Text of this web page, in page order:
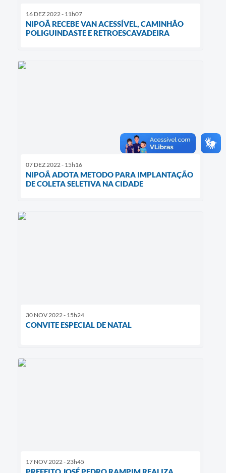
16 DEZ 2022 - 11h07
NIPOÃ RECEBE VAN ACESSÍVEL, CAMINHÃO
POLIGUINDASTE E RETROESCAVADEIRA
07 DEZ 2022 - 15h16
NIPOÃ ADOTA METODO PARA IMPLANTAÇÃO
DE COLETA SELETIVA NA CIDADE
30 NOV 2022 - 15h24
CONVITE ESPECIAL DE NATAL
17 NOV 2022 - 23h45